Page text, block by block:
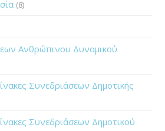
(8)
Ανθρώπινου Δυναμικού
Συνεδριάσεων Δημοτικής
Συνεδριάσεων Δημοτικού